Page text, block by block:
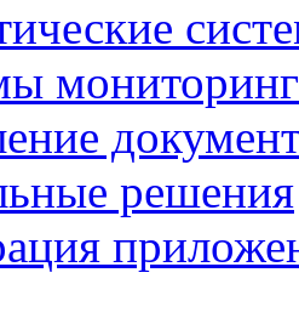
решения